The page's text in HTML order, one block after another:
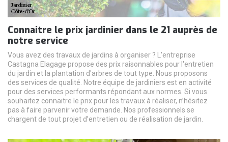
Connaitre le prix jardinier dans le 21 auprès de
notre service
Vous avez des travaux de jardins à organiser ? L'entreprise
Castagna Elagage propose des prix raisonnables pour l'entretien
du jardin et la plantation d'arbres de tout type. Nous proposons
des services de qualité. Notre équipe de jardiniers est en activité
pour des services performants répondant aux normes. Si vous
souhaitez connaitre le prix pour les travaux à réaliser, n’hésitez
pas à faire parvenir votre demande. Nos professionnels se
chargent de tout projet d’entretien ou de réalisation de jardin.